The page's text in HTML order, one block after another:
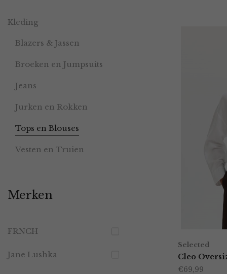
Selected
Cleo
€69,99
Kleding
Blazers & Jassen
Broeken en Jumpsuits
Jeans
Jurken en Rokken
Tops en Blouses
Vesten en Truien
Merken
FRNCH
Jane Lushka